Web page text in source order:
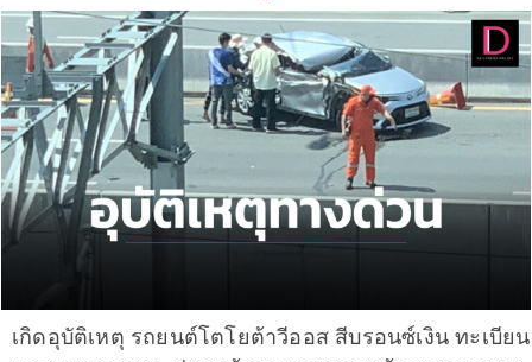
เกิดอุบัติเหตุ รถยนต์โตโยต้าวีออส สีบรอนซ์เงิน ทะเบียน